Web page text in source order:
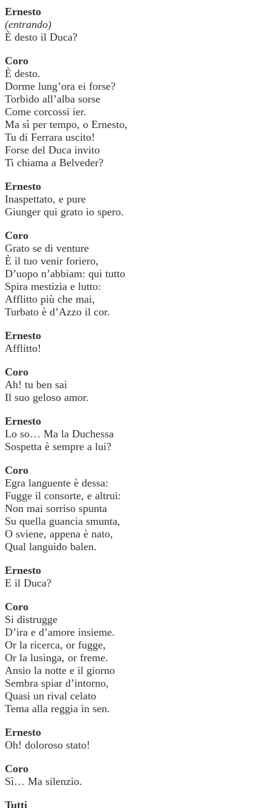
Ernesto
(entrando)
È desto il Duca?
Coro
È desto.
Dorme lung’ora ei forse?
Torbido all’alba sorse
Come corcossi ier.
Ma sì per tempo, o Ernesto,
Tu di Ferrara uscito!
Forse del Duca invito
Ti chiama a Belveder?
Ernesto
Inaspettato, e pure
Giunger qui grato io spero.
Coro
Grato se di venture
È il tuo venir foriero,
D’uopo n’abbiam: qui tutto
Spira mestizia e lutto:
Afflitto più che mai,
Turbato è d’Azzo il cor.
Ernesto
Afflitto!
Coro
Ah! tu ben sai
Il suo geloso amor.
Ernesto
Lo so… Ma la Duchessa
Sospetta è sempre a lui?
Coro
Egra languente è dessa:
Fugge il consorte, e altrui:
Non mai sorriso spunta
Su quella guancia smunta,
O sviene, appena è nato,
Qual languido balen.
Ernesto
E il Duca?
Coro
Si distrugge
D’ira e d’amore insieme.
Or la ricerca, or fugge,
Or la lusinga, or freme.
Ansio la notte e il giorno
Sembra spiar d’intorno,
Quasi un rival celato
Tema alla reggia in sen.
Ernesto
Oh! doloroso stato!
Coro
Sì… Ma silenzio.
Tutti